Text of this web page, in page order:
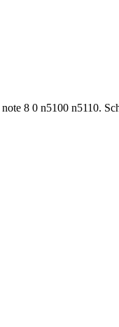
note 8 0 n5100 n5110.